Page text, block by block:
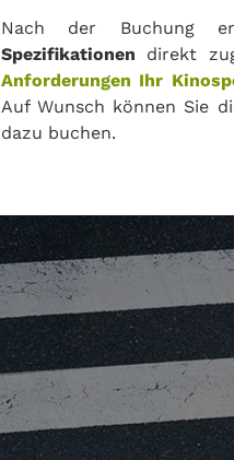
Nach der Buchung
Spezifikationen direkt
Anforderungen Ihr
Auf Wunsch können Sie
dazu buchen.